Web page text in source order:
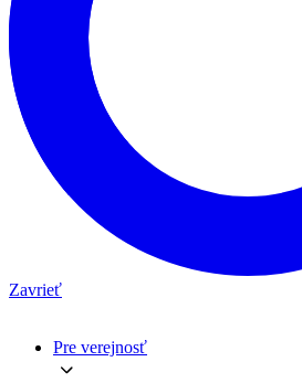
Zavrieť
Pre verejnosť